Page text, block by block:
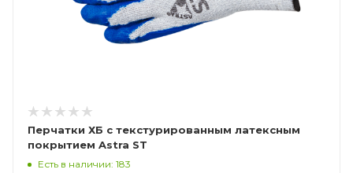
Перчатки ХБ с текстурированным латексным
покрытием Astra ST
Есть в наличии: 183